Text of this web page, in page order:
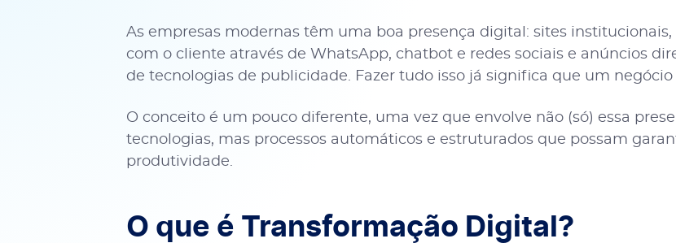
As empresas modernas têm uma boa presença digital: sites
com o cliente através de WhatsApp, chatbot e redes sociais e anúncios
de tecnologias de publicidade. Fazer tudo isso já significa que um
O conceito é um pouco diferente, uma vez que envolve não (só) essa
tecnologias, mas processos automáticos e estruturados que possam
produtividade.
O que é Transformação Digital?